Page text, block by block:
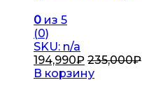
0 из 5
(0)
SKU: n/a
194,990₽ 235,000₽
В корзину